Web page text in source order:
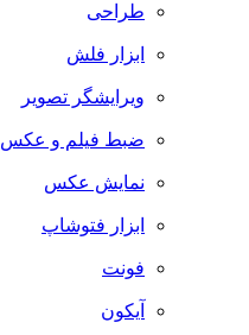
طراحی
ابزار فلش
ویرایشگر تصویر
ضبط فيلم و عكس
نمایش عکس
ابزار فتوشاپ
فونت
آیکون